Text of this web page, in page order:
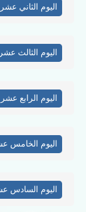
اليوم الثاني عشر
اليوم الثالث عشر
اليوم الرابع عشر
اليوم الخامس
اليوم السادس